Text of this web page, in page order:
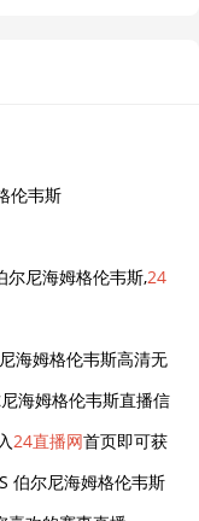
伦韦斯
尔尼海姆格伦韦斯,24
海姆格伦韦斯高清无
海姆格伦韦斯直播信
24直播网首页即可获
伯尔尼海姆格伦韦斯